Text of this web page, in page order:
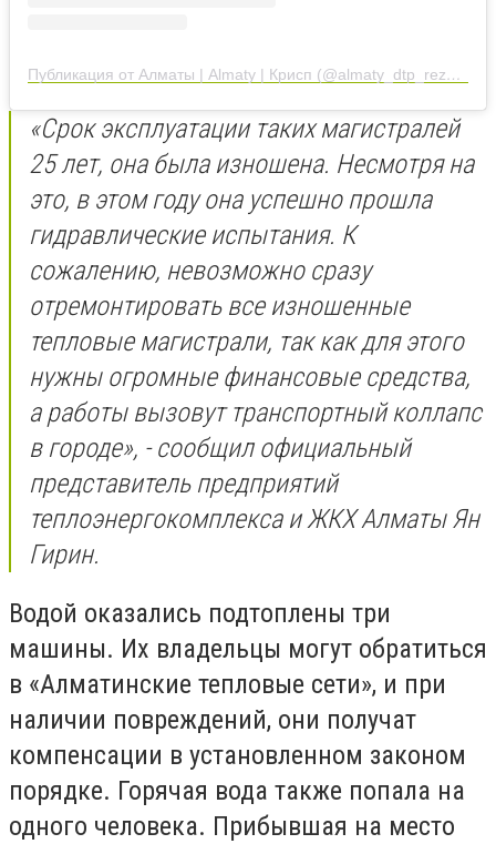
Публикация от Алматы | Almaty | Крисп (@almaty_dtp_rezerv)
«Срок эксплуатации таких магистралей
25 лет, она была изношена. Несмотря на
это, в этом году она успешно прошла
гидравлические испытания. К
сожалению, невозможно сразу
отремонтировать все изношенные
тепловые магистрали, так как для этого
нужны огромные финансовые средства,
а работы вызовут транспортный коллапс
в городе», - сообщил официальный
представитель предприятий
теплоэнергокомплекса и ЖКХ Алматы Ян
Гирин.
Водой оказались подтоплены три
машины. Их владельцы могут обратиться
в «Алматинские тепловые сети», и при
наличии повреждений, они получат
компенсации в установленном законом
порядке. Горячая вода также попала на
одного человека. Прибывшая на место